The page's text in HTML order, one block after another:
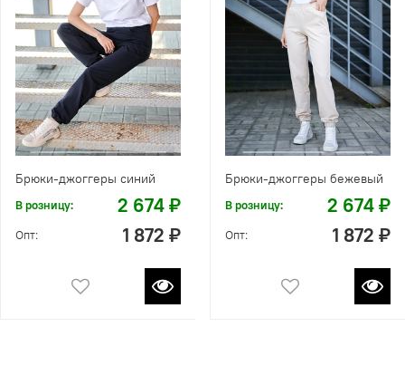
Брюки-джоггеры синий
В розницу: 2 674 ₽
Опт: 1 872 ₽
Брюки-джоггеры бежевый
В розницу: 2 674 ₽
Опт: 1 872 ₽